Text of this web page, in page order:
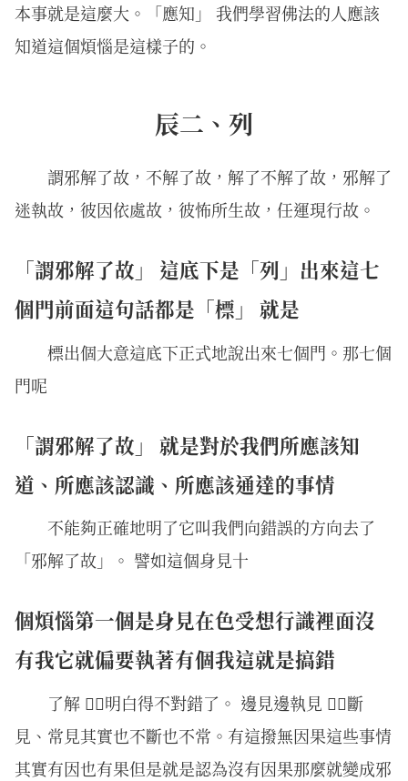
本事就是這麼大。「應知」 我們學習佛法的人應該
知道這個煩惱是這樣子的。
辰二、列
謂邪解了故，不解了故，解了不解了故，邪解了
迷執故，彼因依處故，彼怖所生故，任運現行故。
「謂邪解了故」 這底下是「列」出來這七
個門前面這句話都是「標」 就是
標出個大意這底下正式地說出來七個門。那七個
門呢
「謂邪解了故」 就是對於我們所應該知
道、所應該認識、所應該通達的事情
不能夠正確地明了它叫我們向錯誤的方向去了
「邪解了故」。 譬如這個身見十
個煩惱第一個是身見在色受想行識裡面沒
有我它就偏要執著有個我這就是搞錯
了解 明白得不對錯了。 邊見邊執見 斷
見、常見其實也不斷也不常。有這撥無因果這些事情
其實有因也有果但是就是認為沒有因果那麼就變成邪